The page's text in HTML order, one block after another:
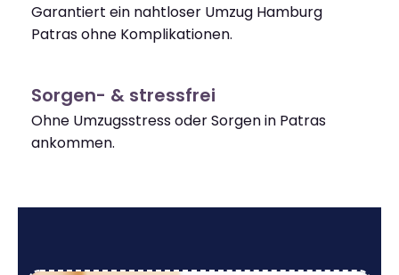
Garantiert ein nahtloser Umzug Hamburg
Patras ohne Komplikationen.
Sorgen- & stressfrei
Ohne Umzugsstress oder Sorgen in Patras
ankommen.